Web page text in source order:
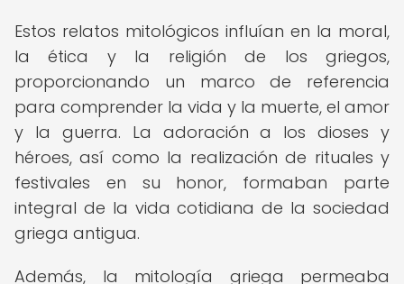
Estos relatos mitológicos influían en la moral,
la ética y la religión de los griegos,
proporcionando un marco de referencia
para comprender la vida y la muerte, el amor
y la guerra. La adoración a los dioses y
héroes, así como la realización de rituales y
festivales en su honor, formaban parte
integral de la vida cotidiana de la sociedad
griega antigua.
Además, la mitología griega permeaba